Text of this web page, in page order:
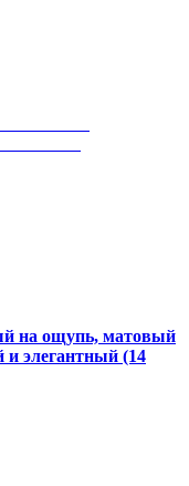
на ощупь, матовый
и элегантный (14